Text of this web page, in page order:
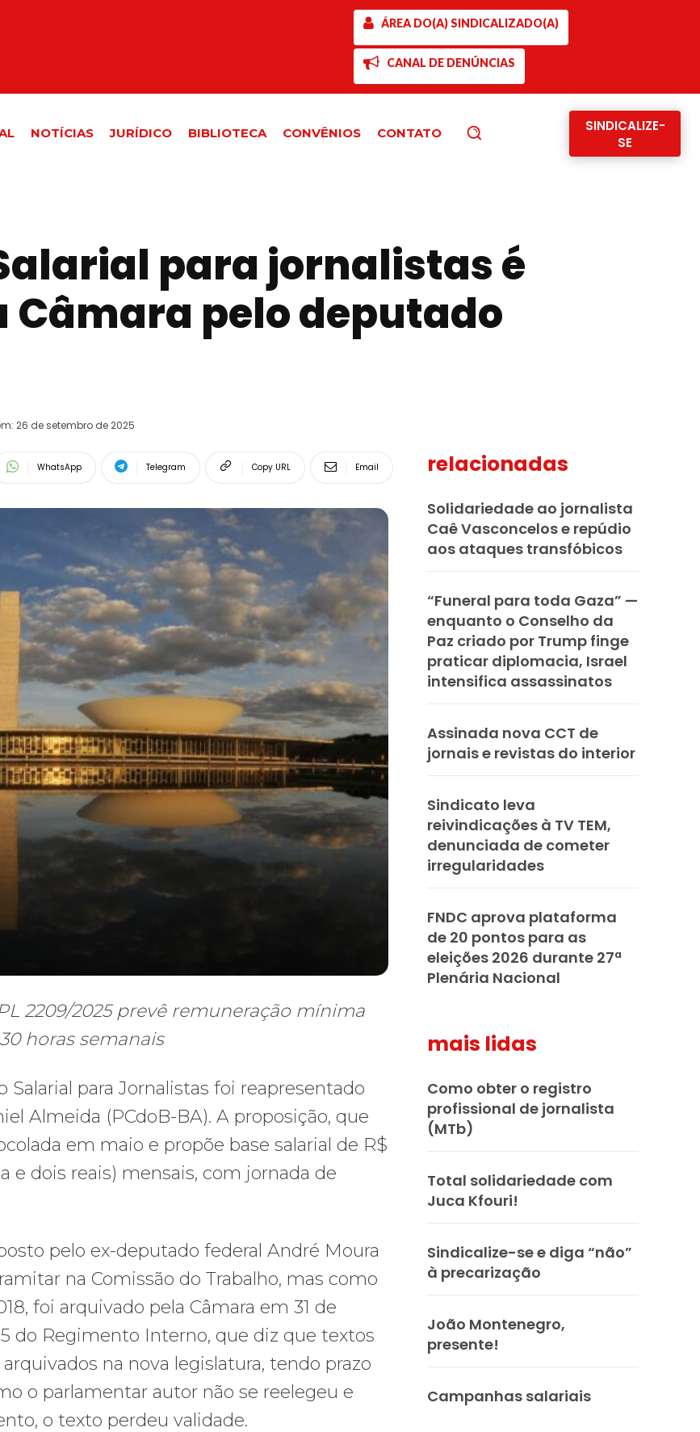
ÁREA DO(A) SINDICALIZADO(A)
CANAL DE DENÚNCIAS
NOTÍCIAS JURÍDICO BIBLIOTECA CONVÊNIOS CONTATO
SINDICALIZE-
SE
para jornalistas é
Câmara pelo deputado
26 de setembro de 2025
WhatsApp Telegram Copy URL Email
2209/2025 prevê remuneração mínima
horas semanais
para Jornalistas foi reapresentado
Almeida (PCdoB-BA). A proposição, que
em maio e propõe base salarial de R$
e dois reais) mensais, com jornada de
pelo ex-deputado federal André Moura
na Comissão do Trabalho, mas como
foi arquivado pela Câmara em 31 de
do Regimento Interno, que diz que textos
na nova legislatura, tendo prazo
o parlamentar autor não se reelegeu e
o texto perdeu validade.
relacionadas
Solidariedade ao jornalista
Caê Vasconcelos e repúdio
aos ataques transfóbicos
“Funeral para toda Gaza” —
enquanto o Conselho da
Paz criado por Trump finge
praticar diplomacia, Israel
intensifica assassinatos
Assinada nova CCT de
jornais e revistas do interior
Sindicato leva
reivindicações à TV TEM,
denunciada de cometer
irregularidades
FNDC aprova plataforma
de 20 pontos para as
eleições 2026 durante 27ª
Plenária Nacional
mais lidas
Como obter o registro
profissional de jornalista
(MTb)
Total solidariedade com
Juca Kfouri!
Sindicalize-se e diga “não”
à precarização
João Montenegro,
presente!
Campanhas salariais